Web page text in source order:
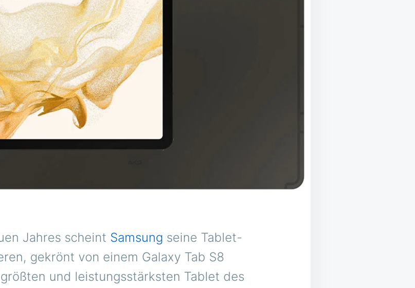
Jahres scheint Samsung seine Tablet-
gekrönt von einem Galaxy Tab S8
und leistungsstärksten Tablet des